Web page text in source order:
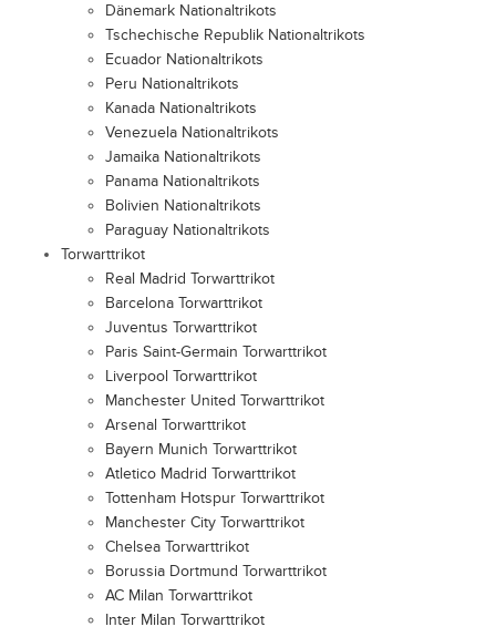
Dänemark Nationaltrikots
Tschechische Republik Nationaltrikots
Ecuador Nationaltrikots
Peru Nationaltrikots
Kanada Nationaltrikots
Venezuela Nationaltrikots
Jamaika Nationaltrikots
Panama Nationaltrikots
Bolivien Nationaltrikots
Paraguay Nationaltrikots
Torwarttrikot
Real Madrid Torwarttrikot
Barcelona Torwarttrikot
Juventus Torwarttrikot
Paris Saint-Germain Torwarttrikot
Liverpool Torwarttrikot
Manchester United Torwarttrikot
Arsenal Torwarttrikot
Bayern Munich Torwarttrikot
Atletico Madrid Torwarttrikot
Tottenham Hotspur Torwarttrikot
Manchester City Torwarttrikot
Chelsea Torwarttrikot
Borussia Dortmund Torwarttrikot
AC Milan Torwarttrikot
Inter Milan Torwarttrikot